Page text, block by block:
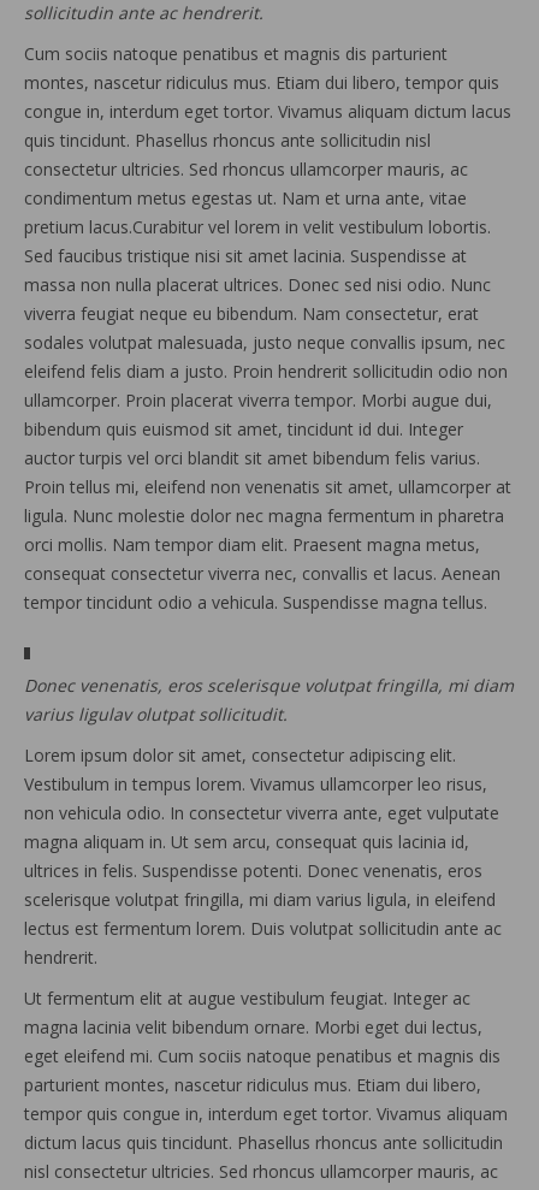
sollicitudin ante ac hendrerit.
Cum sociis natoque penatibus et magnis dis parturient
montes, nascetur ridiculus mus. Etiam dui libero, tempor quis
congue in, interdum eget tortor. Vivamus aliquam dictum lacus
quis tincidunt. Phasellus rhoncus ante sollicitudin nisl
consectetur ultricies. Sed rhoncus ullamcorper mauris, ac
condimentum metus egestas ut. Nam et urna ante, vitae
pretium lacus.Curabitur vel lorem in velit vestibulum lobortis.
Sed faucibus tristique nisi sit amet lacinia. Suspendisse at
massa non nulla placerat ultrices. Donec sed nisi odio. Nunc
viverra feugiat neque eu bibendum. Nam consectetur, erat
sodales volutpat malesuada, justo neque convallis ipsum, nec
eleifend felis diam a justo. Proin hendrerit sollicitudin odio non
ullamcorper. Proin placerat viverra tempor. Morbi augue dui,
bibendum quis euismod sit amet, tincidunt id dui. Integer
auctor turpis vel orci blandit sit amet bibendum felis varius.
Proin tellus mi, eleifend non venenatis sit amet, ullamcorper at
ligula. Nunc molestie dolor nec magna fermentum in pharetra
orci mollis. Nam tempor diam elit. Praesent magna metus,
consequat consectetur viverra nec, convallis et lacus. Aenean
tempor tincidunt odio a vehicula. Suspendisse magna tellus.
Donec venenatis, eros scelerisque volutpat fringilla, mi diam
varius ligulav olutpat sollicitudit.
Lorem ipsum dolor sit amet, consectetur adipiscing elit.
Vestibulum in tempus lorem. Vivamus ullamcorper leo risus,
non vehicula odio. In consectetur viverra ante, eget vulputate
magna aliquam in. Ut sem arcu, consequat quis lacinia id,
ultrices in felis. Suspendisse potenti. Donec venenatis, eros
scelerisque volutpat fringilla, mi diam varius ligula, in eleifend
lectus est fermentum lorem. Duis volutpat sollicitudin ante ac
hendrerit.
Ut fermentum elit at augue vestibulum feugiat. Integer ac
magna lacinia velit bibendum ornare. Morbi eget dui lectus,
eget eleifend mi. Cum sociis natoque penatibus et magnis dis
parturient montes, nascetur ridiculus mus. Etiam dui libero,
tempor quis congue in, interdum eget tortor. Vivamus aliquam
dictum lacus quis tincidunt. Phasellus rhoncus ante sollicitudin
nisl consectetur ultricies. Sed rhoncus ullamcorper mauris, ac